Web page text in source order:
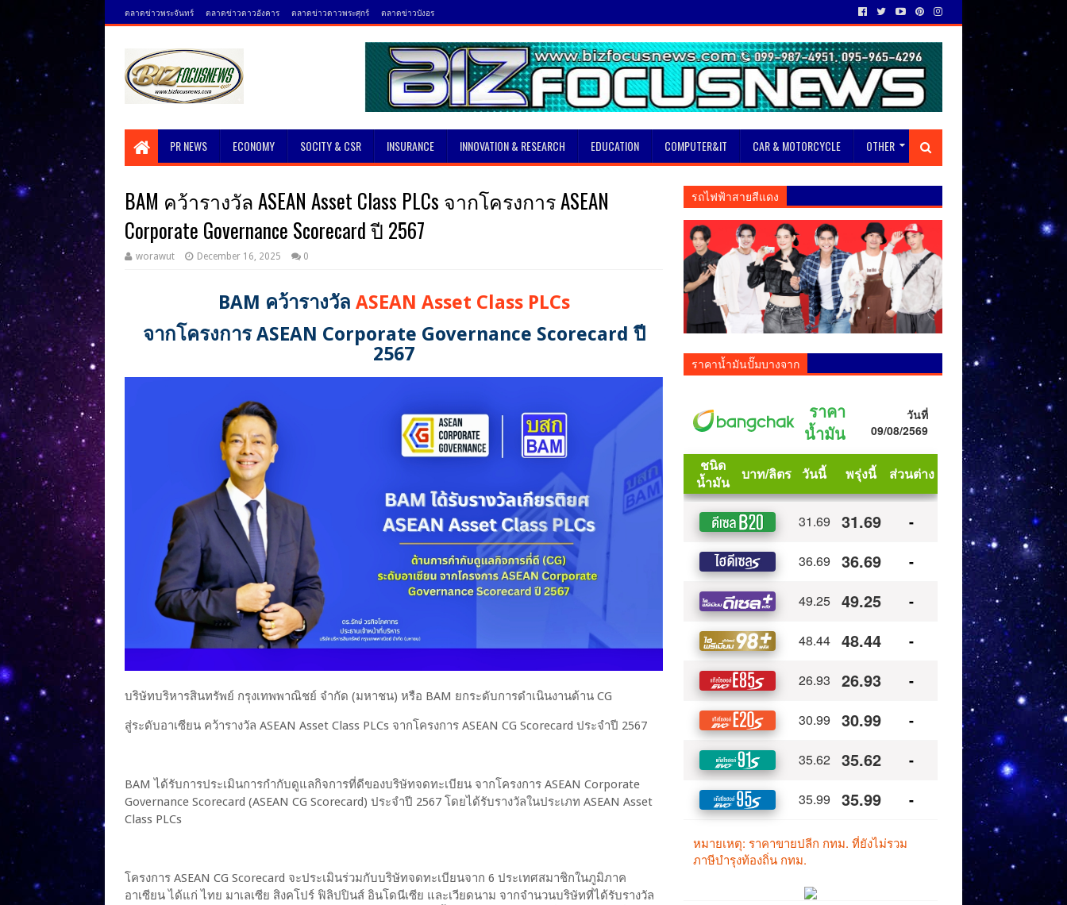
ตลาดข่าวพระจันทร์ ตลาดข่าวดาวอังคาร ตลาดข่าวดาวพระศุกร์ ตลาดข่าวบังอร
PR NEWS ECONOMY SOCITY & CSR INSURANCE INNOVATION & RESEARCH EDUCATION COMPUTER&IT CAR & MOTORCYCLE OTHER
BAM คว้ารางวัล ASEAN Asset Class PLCs จากโครงการ ASEAN
Corporate Governance Scorecard ปี 2567
worawut December 16, 2025 0
BAM คว้ารางวัล ASEAN Asset Class PLCs
จากโครงการ ASEAN Corporate Governance Scorecard ปี
2567
บริษัทบริหารสินทรัพย์ กรุงเทพพาณิชย์ จำกัด (มหาชน) หรือ BAM ยกระดับการดำเนินงานด้าน CG
สู่ระดับอาเซียน คว้ารางวัล ASEAN Asset Class PLCs จากโครงการ ASEAN CG Scorecard ประจำปี 2567
BAM ได้รับการประเมินการกำกับดูแลกิจการที่ดีของบริษัทจดทะเบียน จากโครงการ ASEAN Corporate
Governance Scorecard (ASEAN CG Scorecard) ประจำปี 2567 โดยได้รับรางวัลในประเภท ASEAN Asset
Class PLCs
โครงการ ASEAN CG Scorecard จะประเมินร่วมกับบริษัทจดทะเบียนจาก 6 ประเทศสมาชิกในภูมิภาค
อาเซียน ได้แก่ ไทย มาเลเซีย สิงคโปร์ ฟิลิปปินส์ อินโดนีเซีย และเวียดนาม จากจำนวนบริษัทที่ได้รับรางวัล
รถไฟฟ้าสายสีแดง
ราคาน้ำมันปั๊มบางจาก